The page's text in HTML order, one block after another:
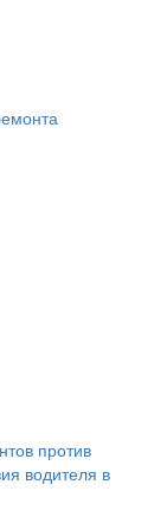
против
водителя в